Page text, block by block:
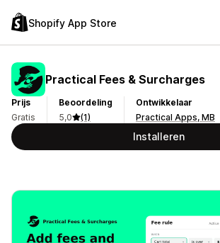
Shopify App Store
Practical Fees & Surcharges
Prijs
Gratis
Beoordeling
5,0
(1)
Ontwikkelaar
Practical Apps, MB
Installeren